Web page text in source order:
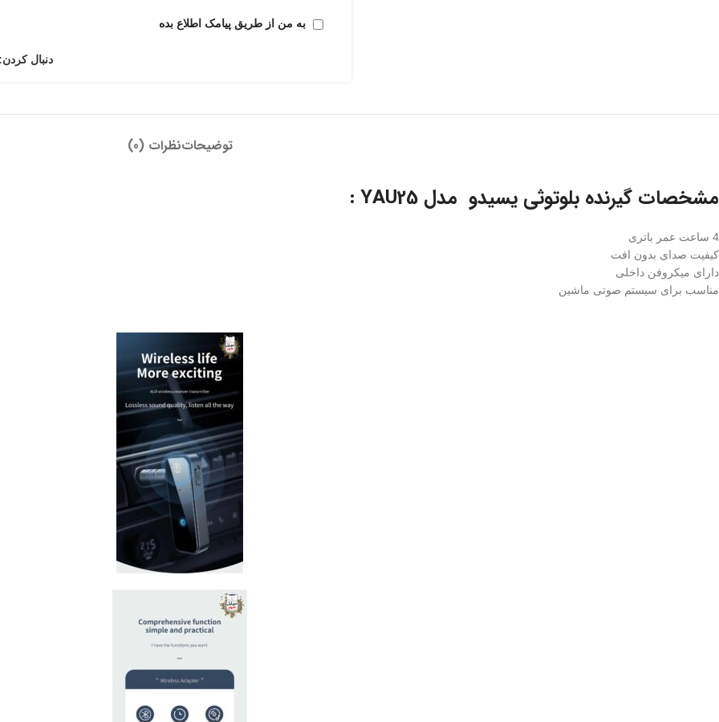
به من از طریق پیامک اطلاع بده
دنبال کردن:
توضیحاتنظرات (0)
مشخصات گیرنده بلوتوثی یسیدو مدل YAU25 :
4 ساعت عمر باتری
کیفیت صدای بدون افت
دارای میکروفن داخلی
مناسب برای سیستم صوتی ماشین